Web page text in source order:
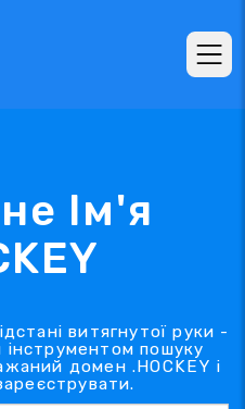
Ім'я
витягнутої руки -
пошуку
домен .HOCKEY і